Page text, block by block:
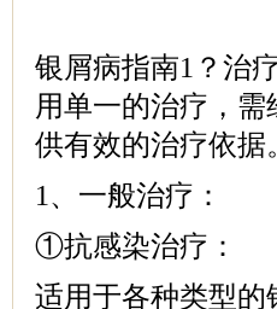
银屑病指南1？治
用单一的治疗，
供有效的治疗依据
1、一般治疗：
①抗感染治疗：
适用于各种类型的